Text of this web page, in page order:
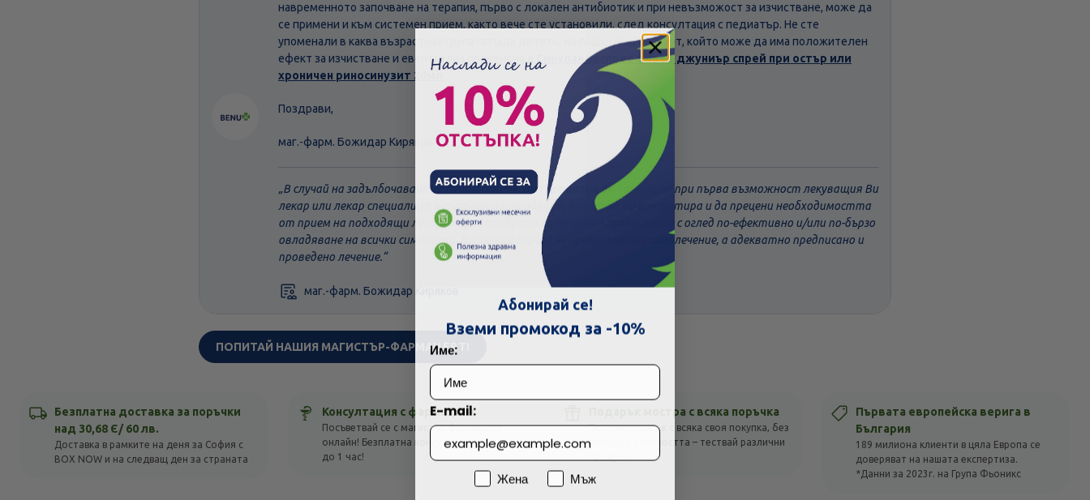
навременното започване на терапия, първо с локален антибиотик и при невъзможост за изчистване, може да
се примени и към системен прием, както вече сте установили, след консултация с педиатър. Не сте
упоменали в каква възрастова група попада детето, но подходящ вариант, който може да има положителен
ефект за изчистване и евентуална превенция е
Синулан експрес форте джуниър спрей при остър или
хроничен риносинузит 20мл
Поздрави,
маг.-фарм. Божидар Киряков
В случай на задълбочаване на симптомите, Ви съветваме да посетите при първа възможност лекуващия Ви
лекар или лекар специалист в съответната област, който да Ви консултира и да прецени необходимостта
от прием на подходящи лекарствени продукти по лекарско предписание с оглед по-ефективно и/или по-бързо
овладяване на всички симптоми. В никакъв случай не препоръчваме самолечение, а адекватно предписано и
проведено лечение.
маг.-фарм. Божидар Киряков
ПОПИТАЙ НАШИЯ МАГИСТЪР-ФАРМАЦЕВТ!
Безплатна доставка за поръчки
над 30,68 Є/ 60 лв.
Доставка в рамките на деня за София с
BOX NOW и на следващ ден за страната
Консултация с фармацевт
Посъветвай се с магистър-фармацевт
онлайн! Безплатна консултация с отговор
до 1 час!
Подарък мостра с всяка поръчка
Получи подарък с всяка своя покупка, без
оглед на стойността – тествай различни
Първата европейска верига в
България
189 милиона клиенти в цяла Европа се
доверяват на нашата експертиза.
*Данни за 2023г. на Група Фьоникс
Търсих друго
Технически проблем с плащането
Просто разглеждам Намерих по-евтино
Абонирай се!
Вземи промокод за -10%
Име:
E-mail:
Пол Жена
Мъж